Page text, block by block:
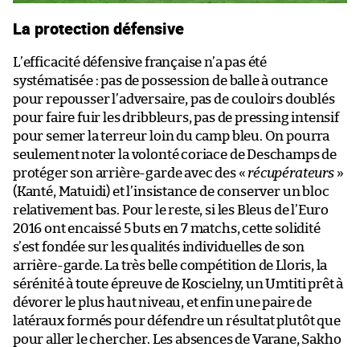
La protection défensive
L’efficacité défensive française n’a pas été
systématisée : pas de possession de balle à outrance
pour repousser l’adversaire, pas de couloirs doublés
pour faire fuir les dribbleurs, pas de pressing intensif
pour semer la terreur loin du camp bleu. On pourra
seulement noter la volonté coriace de Deschamps de
protéger son arrière-garde avec des « récupérateurs»
(Kanté, Matuidi) et l’insistance de conserver un bloc
relativement bas. Pour le reste, si les Bleus de l’Euro
2016 ont encaissé 5 buts en 7 matchs, cette solidité
s’est fondée sur les qualités individuelles de son
arrière-garde. La très belle compétition de Lloris, la
sérénité à toute épreuve de Koscielny, un Umtiti prêt à
dévorer le plus haut niveau, et enfin une paire de
latéraux formés pour défendre un résultat plutôt que
pour aller le chercher. Les absences de Varane, Sakho